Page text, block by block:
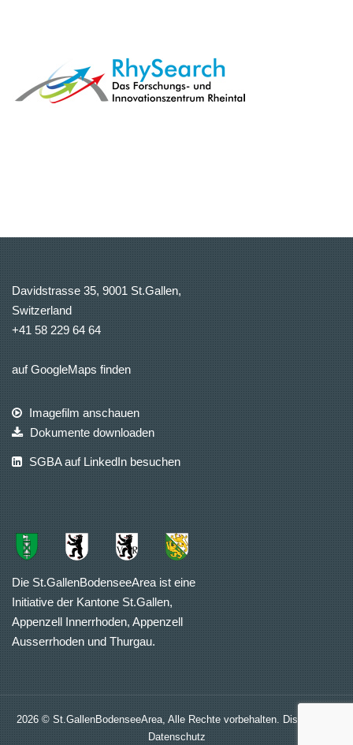
Davidstrasse 35, 9001 St.Gallen,
Switzerland
+41 58 229 64 64
auf GoogleMaps finden
Imagefilm anschauen
Dokumente downloaden
SGBA auf LinkedIn besuchen
Die St.GallenBodenseeArea ist eine
Initiative der Kantone St.Gallen,
Appenzell Innerrhoden, Appenzell
Ausserrhoden und Thurgau.
2026 © St.GallenBodenseeArea, Alle Rechte vorbehalten. Disclaimer
Datenschutz